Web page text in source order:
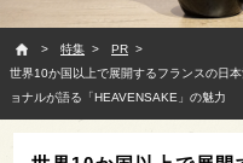
特集
PR
世界10か国以上で展開するフランスの日
ョナルが語る「HEAVENSAKE」の魅力